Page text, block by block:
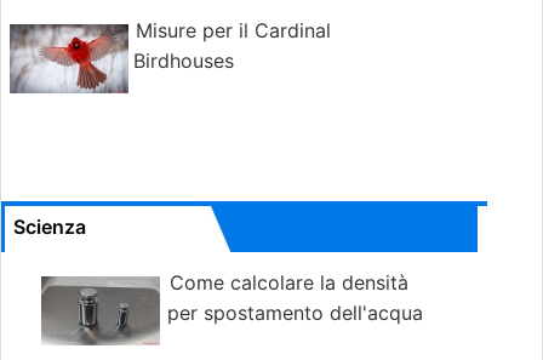
Misure per il Cardinal
Birdhouses
Scienza
Come calcolare la densità
per spostamento dell'acqua